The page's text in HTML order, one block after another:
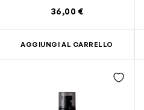
36,00 €
AGGIUNGI AL CARRELLO